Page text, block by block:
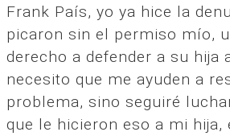
Frank País, yo ya hice la
picaron sin el permiso mío,
derecho a defender a su hija
necesito que me ayuden a
problema, sino seguiré
que le hicieron eso a mi hija,